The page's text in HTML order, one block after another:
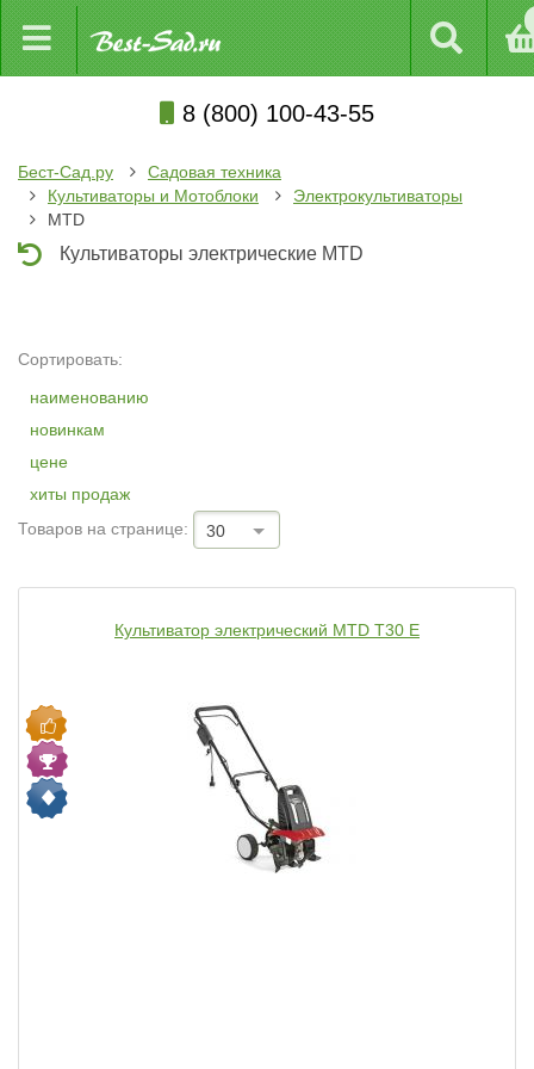
8 (800) 100-43-55
Бест-Сад.ру
Садовая техника
Культиваторы и Мотоблоки
Электрокультиваторы
MTD
Культиваторы электрические MTD
Сортировать:
наименованию
новинкам
цене
хиты продаж
Товаров на странице:
30
Культиватор электрический MTD T30 E